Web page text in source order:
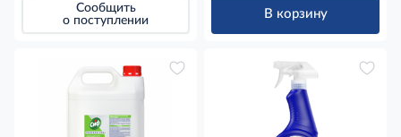
Сообщить
о поступлении
В корзину